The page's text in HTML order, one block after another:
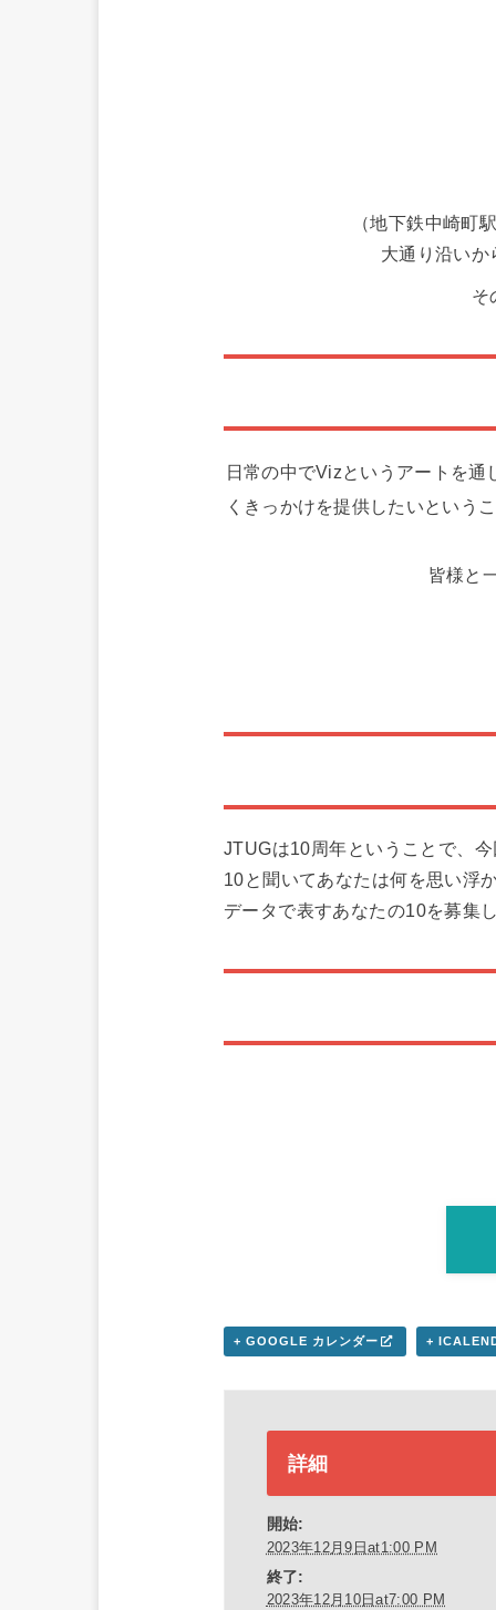
（地下鉄中崎町
大通り沿いか
そ
日常の中でVizというアートを
くきっかけを提供したいという
皆様と
JTUGは10周年ということで、今
10と聞いてあなたは何を思い浮
データで表すあなたの10を募集し
+ GOOGLE カレンダー +
詳細
開始:
2023年12月9日at1:00 PM
終了:
2023年12月10日at7:00 PM